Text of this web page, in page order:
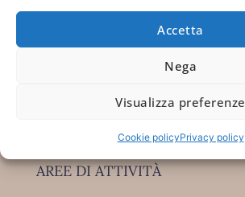
Accetta
Nega
Visualizza preferenze
Cookie policyPrivacy policy
AREE DI ATTIVITÀ